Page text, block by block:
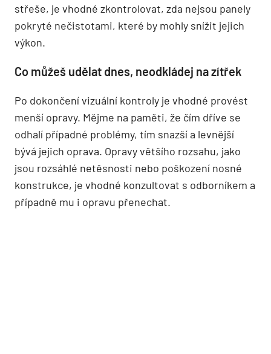
střeše, je vhodné zkontrolovat, zda nejsou panely
pokryté nečistotami, které by mohly snížit jejich
výkon.
Co můžeš udělat dnes, neodkládej na zítřek
Po dokončení vizuální kontroly je vhodné provést
menší opravy. Mějme na paměti, že čím dříve se
odhalí případné problémy, tím snazší a levnější
bývá jejich oprava. Opravy většího rozsahu, jako
jsou rozsáhlé netěsnosti nebo poškození nosné
konstrukce, je vhodné konzultovat s odborníkem a
případně mu i opravu přenechat.